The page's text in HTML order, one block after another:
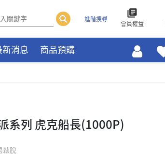
進階搜尋
會員權益
新消息 商品預購
系列 虎克船長(1000P)
鬆脫